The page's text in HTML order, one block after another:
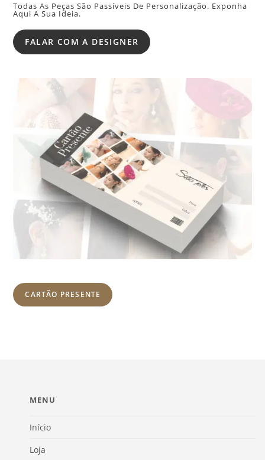
Todas As Peças São Passíveis De Personalização. Exponha
Aqui A Sua Ideia.
FALAR COM A DESIGNER
CARTÃO PRESENTE
MENU
Início
Loja